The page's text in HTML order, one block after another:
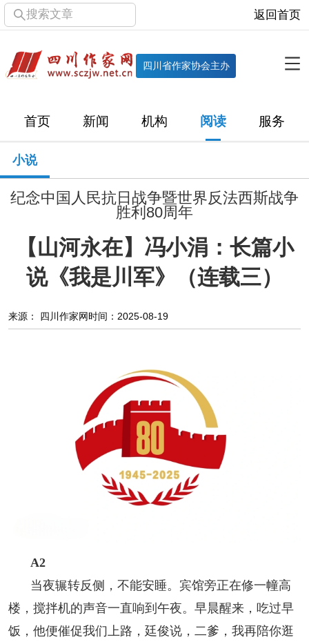
搜索文章 返回首页
四川省作家协会主办
首页 新闻 机构 阅读 服务
机构
直属单位 团体会员 主管社团 专门委员会
历届主席团
新闻
时政 文学动态 作协工作 市州作协
十百千 网络文学 万千百十
阅读
其他阅读 文学访谈
会员管理 文学奖项
公告公示 讣告 征稿启事 新会员发展名单
小说
纪念中国人民抗日战争暨世界反法西斯战争
胜利80周年
【山河永在】冯小涓：长篇小
说《我是川军》（连载三）
来源： 四川作家网时间：2025-08-19
A2
当夜辗转反侧，不能安睡。宾馆旁正在修一幢高
楼，搅拌机的声音一直响到午夜。早晨醒来，吃过早
饭，他便催促我们上路，廷俊说，二爹，我再陪你逛